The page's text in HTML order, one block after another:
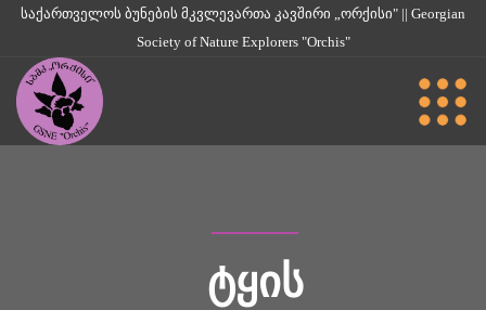
საქართველოს ბუნების მკვლევართა კავშირი „ორქისი" || Georgian
Society of Nature Explorers "Orchis"
ᲢᲧᲘᲡ